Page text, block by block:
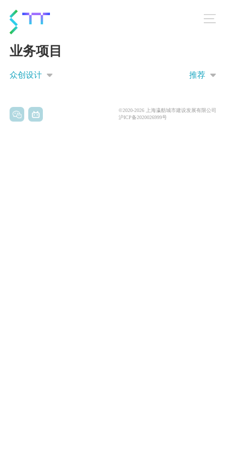
业务项目
众创设计 推荐
©2020-2026 上海瀛舫城市建设发展有限公司
沪ICP备2020026999号